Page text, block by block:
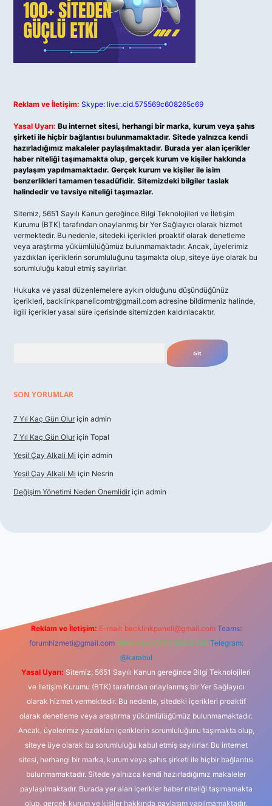
Reklam ve İletişim: Skype: live:.cid.575569c608265c69
Yasal Uyarı: Bu internet sitesi, herhangi bir marka, kurum veya şahıs
şirketi ile hiçbir bağlantısı bulunmamaktadır. Sitede yalnızca kendi
hazırladığımız makaleler paylaşılmaktadır. Burada yer alan içerikler
haber niteliği taşımamakta olup, gerçek kurum ve kişiler hakkında
paylaşım yapılmamaktadır. Gerçek kurum ve kişiler ile isim
benzerlikleri tamamen tesadüfidir. Sitemizdeki bilgiler taslak
halindedir ve tavsiye niteliği taşımazlar.
Sitemiz, 5651 Sayılı Kanun gereğince Bilgi Teknolojileri ve İletişim
Kurumu (BTK) tarafından onaylanmış bir Yer Sağlayıcı olarak hizmet
vermektedir. Bu nedenle, sitedeki içerikleri proaktif olarak denetleme
veya araştırma yükümlülüğümüz bulunmamaktadır. Ancak, üyelerimiz
yazdıkları içeriklerin sorumluluğunu taşımakta olup, siteye üye olarak bu
sorumluluğu kabul etmiş sayılırlar.
Hukuka ve yasal düzenlemelere aykırı olduğunu düşündüğünüz
içerikleri, backlinkpanelicomtr@gmail.com adresine bildirmeniz halinde,
ilgili içerikler yasal süre içerisinde sitemizden kaldırılacaktır.
SON YORUMLAR
7 Yıl Kaç Gün Olur için admin
7 Yıl Kaç Gün Olur için Topal
Yeşil Çay Alkali Mi için admin
Yeşil Çay Alkali Mi için Nesrin
Değişim Yönetimi Neden Önemlidir için admin
Reklam ve İletişim: E-mail: backlinkpaneli@gmail.com Teams:
forumhizmeti@gmail.com Whatsapp: 0262 606 0 726 Telegram:
@karabul
Yasal Uyarı: Sitemiz, 5651 Sayılı Kanun gereğince Bilgi Teknolojileri
ve İletişim Kurumu (BTK) tarafından onaylanmış bir Yer Sağlayıcı
olarak hizmet vermektedir. Bu nedenle, sitedeki içerikleri proaktif
olarak denetleme veya araştırma yükümlülüğümüz bulunmamaktadır.
Ancak, üyelerimiz yazdıkları içeriklerin sorumluluğunu taşımakta olup,
siteye üye olarak bu sorumluluğu kabul etmiş sayılırlar. Bu internet
sitesi, herhangi bir marka, kurum veya şahıs şirketi ile hiçbir bağlantısı
bulunmamaktadır. Sitede yalnızca kendi hazırladığımız makaleler
paylaşılmaktadır. Burada yer alan içerikler haber niteliği taşımamakta
olup, gerçek kurum ve kişiler hakkında paylaşım yapılmamaktadır.